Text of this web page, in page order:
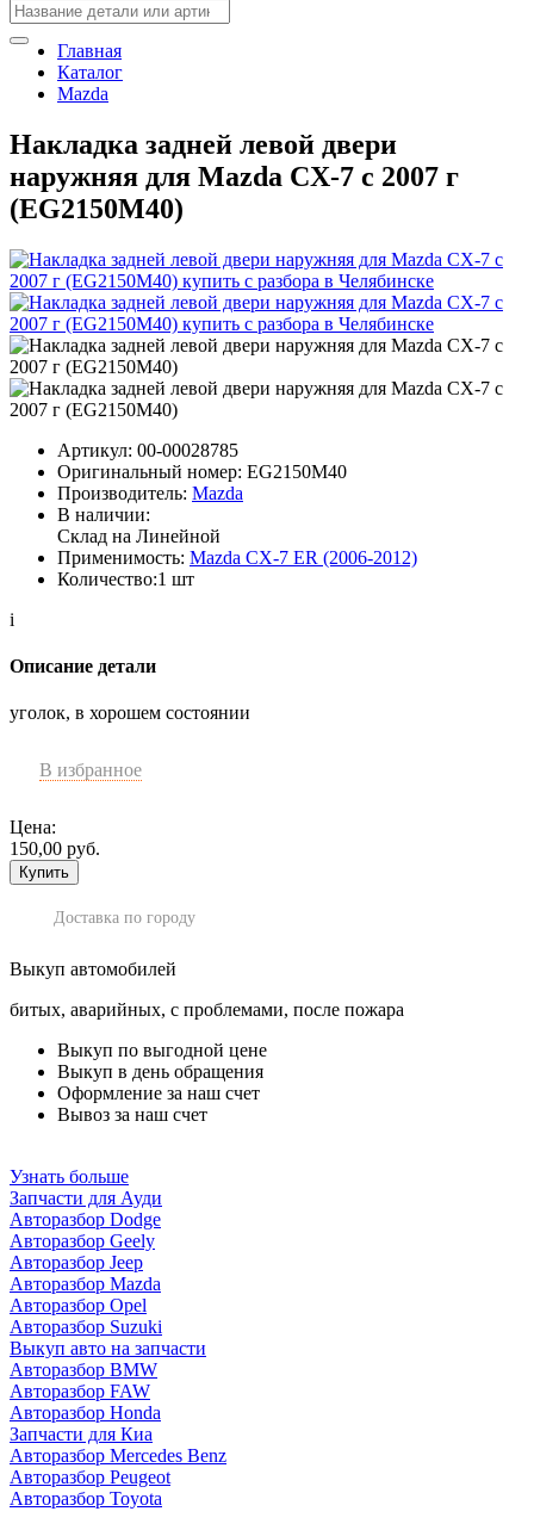
Главная
Каталог
Mazda
Накладка задней левой двери
наружняя для Mazda CX-7 с 2007 г
(EG2150M40)
Артикул: 00-00028785
Оригинальный номер: EG2150M40
Производитель: Mazda
В наличии:
Склад на Линейной
Применимость: Mazda CX-7 ER (2006-2012)
Количество:1 шт
i
Описание детали
уголок, в хорошем состоянии
В избранное
Цена:
150,00 руб.
Купить
Доставка по городу
Выкуп автомобилей
битых, аварийных, с проблемами, после пожара
Выкуп по выгодной цене
Выкуп в день обращения
Оформление за наш счет
Вывоз за наш счет
Узнать больше
Запчасти для Ауди
Авторазбор Dodge
Авторазбор Geely
Авторазбор Jeep
Авторазбор Mazda
Авторазбор Opel
Авторазбор Suzuki
Выкуп авто на запчасти
Авторазбор BMW
Авторазбор FAW
Авторазбор Honda
Запчасти для Киа
Авторазбор Mercedes Benz
Авторазбор Peugeot
Авторазбор Toyota